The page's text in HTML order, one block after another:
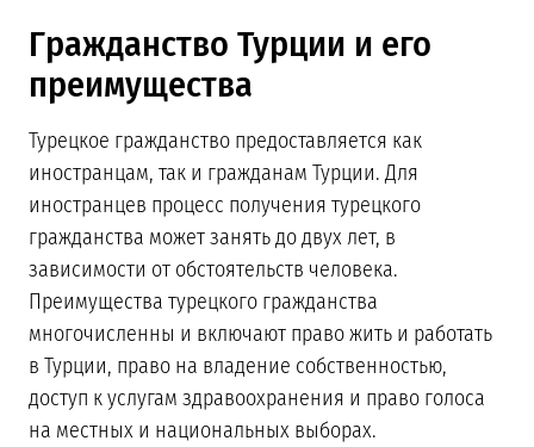
Гражданство Турции и его
преимущества
Турецкое гражданство предоставляется как
иностранцам, так и гражданам Турции. Для
иностранцев процесс получения турецкого
гражданства может занять до двух лет, в
зависимости от обстоятельств человека.
Преимущества турецкого гражданства
многочисленны и включают право жить и работать
в Турции, право на владение собственностью,
доступ к услугам здравоохранения и право голоса
на местных и национальных выборах.